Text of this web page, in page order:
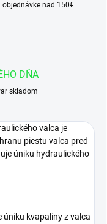
objednávke nad 150€
DŇA
skladom
valca je
piestu valca pred
úniku hydraulického
úniku kvapaliny z valca